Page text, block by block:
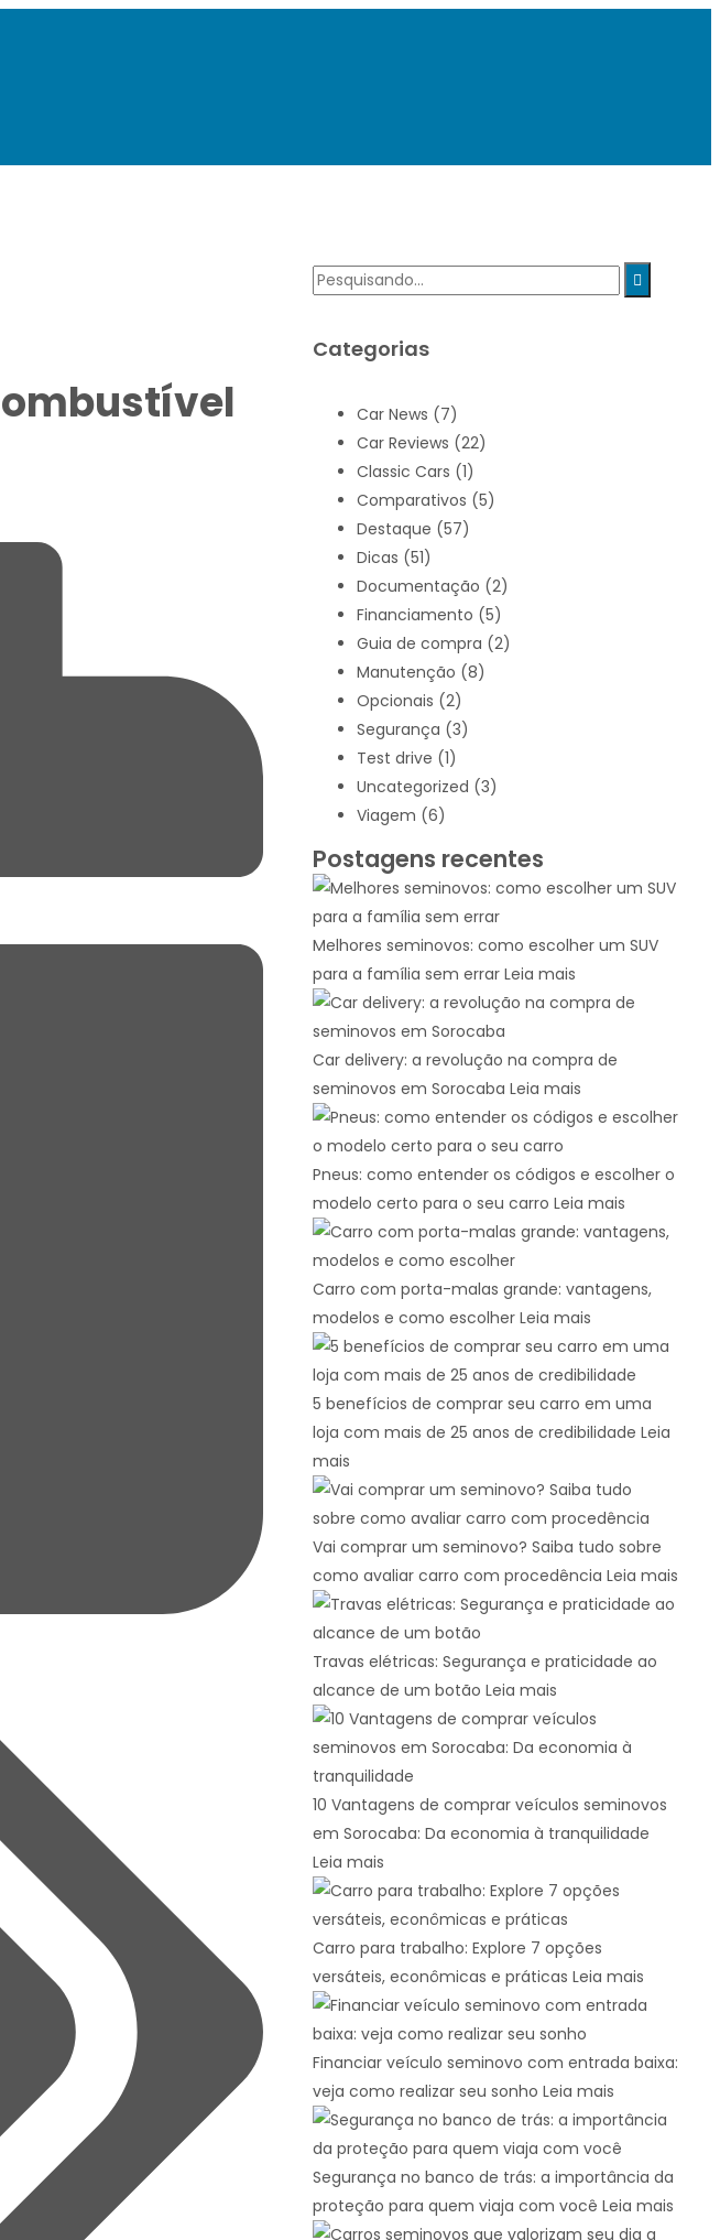
Categorias
Car News (7)
Car Reviews (22)
Classic Cars (1)
Comparativos (5)
Destaque (57)
Dicas (51)
Documentação (2)
Financiamento (5)
Guia de compra (2)
Manutenção (8)
Opcionais (2)
Segurança (3)
Test drive (1)
Uncategorized (3)
Viagem (6)
Postagens recentes
Melhores seminovos: como escolher um SUV
para a família sem errar Leia mais
Car delivery: a revolução na compra de
seminovos em Sorocaba Leia mais
Pneus: como entender os códigos e escolher o
modelo certo para o seu carro Leia mais
Carro com porta-malas grande: vantagens,
modelos e como escolher Leia mais
5 benefícios de comprar seu carro em uma
loja com mais de 25 anos de credibilidade Leia
mais
Vai comprar um seminovo? Saiba tudo sobre
como avaliar carro com procedência Leia mais
Travas elétricas: Segurança e praticidade ao
alcance de um botão Leia mais
10 Vantagens de comprar veículos seminovos
em Sorocaba: Da economia à tranquilidade
Leia mais
Carro para trabalho: Explore 7 opções
versáteis, econômicas e práticas Leia mais
Financiar veículo seminovo com entrada baixa:
veja como realizar seu sonho Leia mais
Segurança no banco de trás: a importância da
proteção para quem viaja com você Leia mais